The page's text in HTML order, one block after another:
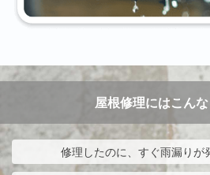
屋根修理にはこん
修理したのに、すぐ雨漏りが